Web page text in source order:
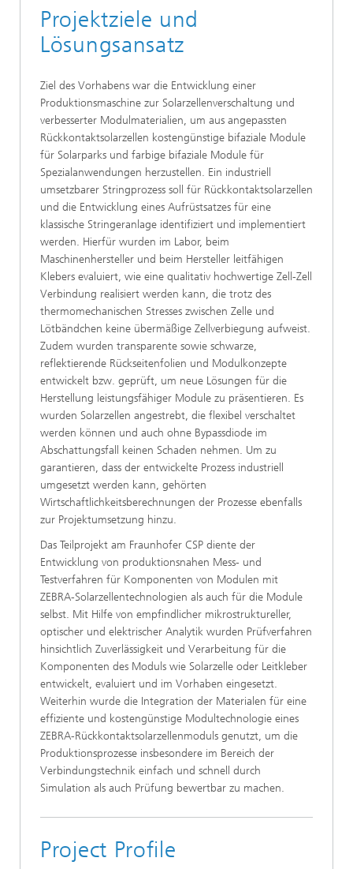
Projektziele und
Lösungsansatz
Ziel des Vorhabens war die Entwicklung einer
Produktionsmaschine zur Solarzellenverschaltung und
verbesserter Modulmaterialien, um aus angepassten
Rückkontaktsolarzellen kostengünstige bifaziale Module
für Solarparks und farbige bifaziale Module für
Spezialanwendungen herzustellen. Ein industriell
umsetzbarer Stringprozess soll für Rückkontaktsolarzellen
und die Entwicklung eines Aufrüstsatzes für eine
klassische Stringeranlage identifiziert und implementiert
werden. Hierfür wurden im Labor, beim
Maschinenhersteller und beim Hersteller leitfähigen
Klebers evaluiert, wie eine qualitativ hochwertige Zell-Zell
Verbindung realisiert werden kann, die trotz des
thermomechanischen Stresses zwischen Zelle und
Lötbändchen keine übermäßige Zellverbiegung aufweist.
Zudem wurden transparente sowie schwarze,
reflektierende Rückseitenfolien und Modulkonzepte
entwickelt bzw. geprüft, um neue Lösungen für die
Herstellung leistungsfähiger Module zu präsentieren. Es
wurden Solarzellen angestrebt, die flexibel verschaltet
werden können und auch ohne Bypassdiode im
Abschattungsfall keinen Schaden nehmen. Um zu
garantieren, dass der entwickelte Prozess industriell
umgesetzt werden kann, gehörten
Wirtschaftlichkeitsberechnungen der Prozesse ebenfalls
zur Projektumsetzung hinzu.
Das Teilprojekt am Fraunhofer CSP diente der
Entwicklung von produktionsnahen Mess- und
Testverfahren für Komponenten von Modulen mit
ZEBRA-Solarzellentechnologien als auch für die Module
selbst. Mit Hilfe von empfindlicher mikrostruktureller,
optischer und elektrischer Analytik wurden Prüfverfahren
hinsichtlich Zuverlässigkeit und Verarbeitung für die
Komponenten des Moduls wie Solarzelle oder Leitkleber
entwickelt, evaluiert und im Vorhaben eingesetzt.
Weiterhin wurde die Integration der Materialen für eine
effiziente und kostengünstige Modultechnologie eines
ZEBRA-Rückkontaktsolarzellenmoduls genutzt, um die
Produktionsprozesse insbesondere im Bereich der
Verbindungstechnik einfach und schnell durch
Simulation als auch Prüfung bewertbar zu machen.
Project Profile